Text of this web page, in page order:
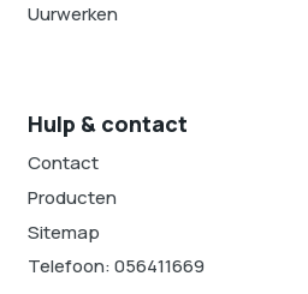
Uurwerken
Hulp & contact
Contact
Producten
Sitemap
Telefoon: 056411669